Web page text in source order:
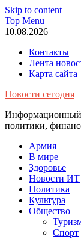
Skip to content
Top Menu
10.08.2026
Контакты
Лента
Карта сайта
Новости сегодня
Информационный
политики,
Армия
В мире
Здоровье
Новости ИТ
Политика
Культура
Общество
Спорт